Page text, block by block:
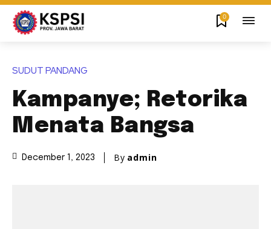
0
SUDUT PANDANG
Kampanye; Retorika
Menata Bangsa
December 1, 2023 By admin